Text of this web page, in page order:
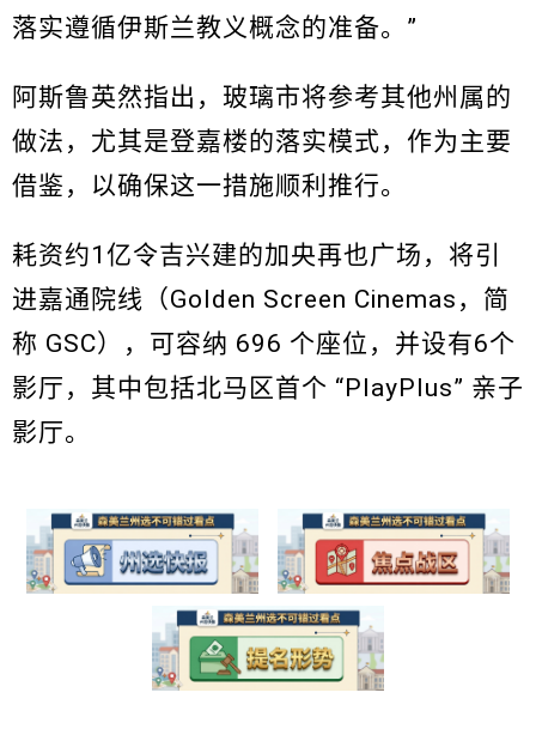
落实遵循伊斯兰教义概念的准备。”
阿斯鲁英然指出，玻璃市将参考其他州属的
做法，尤其是登嘉楼的落实模式，作为主要
借鉴，以确保这一措施顺利推行。
耗资约1亿令吉兴建的加央再也广场，将引
进嘉通院线（Golden Screen Cinemas，简
称 GSC），可容纳 696 个座位，并设有6个
影厅，其中包括北马区首个 “PlayPlus” 亲子
影厅。